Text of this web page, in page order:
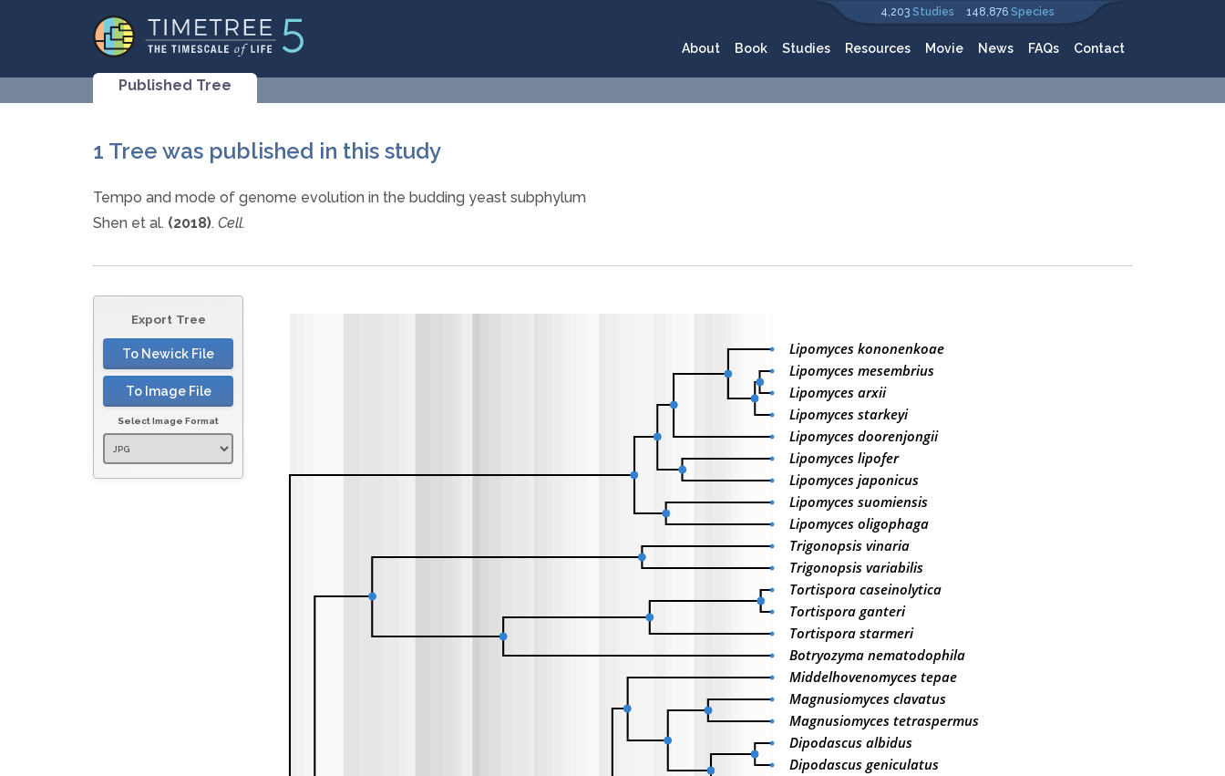
4,203 Studies 148,876 Species
About Book Studies Resources Movie News FAQs Contact
Published Tree
1 Tree was published in this study
Tempo and mode of genome evolution in the budding yeast subphylum
Shen et al. (2018). Cell.
Export Tree
To Newick File
To Image File
Select Image Format
Lipomyces kononenkoae
Lipomyces mesembrius
Lipomyces arxii
Lipomyces starkeyi
Lipomyces doorenjongii
Lipomyces lipofer
Lipomyces japonicus
Lipomyces suomiensis
Lipomyces oligophaga
Trigonopsis vinaria
Trigonopsis variabilis
Tortispora caseinolytica
Tortispora ganteri
Tortispora starmeri
Botryozyma nematodophila
Middelhovenomyces tepae
Magnusiomyces clavatus
Magnusiomyces tetraspermus
Dipodascus albidus
Dipodascus geniculatus